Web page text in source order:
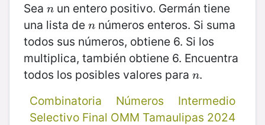
Sea n
n un entero positivo. Germán tiene
una lista de n
n números enteros. Si suma
todos sus números, obtiene 6. Si los
multiplica, también obtiene 6. Encuentra
todos los posibles valores para n
n.
Combinatoria
Números
Intermedio
Selectivo Final OMM Tamaulipas 2024